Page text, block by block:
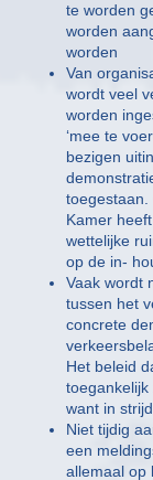
te worden
worden
worden
Van
wordt veel
worden
‘mee te
bezigen
toegestaan.
Kamer
wettelijke
op de in-
Vaak wordt
tussen het
concrete
Het beleid
toegankelijk
want in
Niet tijdig
een
allemaal op